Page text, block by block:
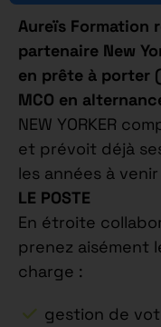
Aureïs Formation
partenaire New
en prête à porter
MCO en
NEW YORKER
et prévoit déjà
les années à venir
LE POSTE
En étroite
prenez aisément
charge :
gestion de